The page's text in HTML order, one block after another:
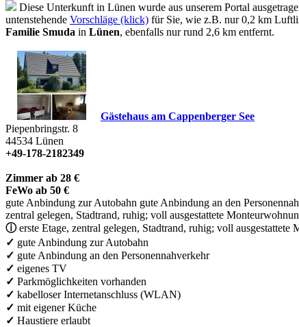
Diese Unterkunft in Lünen wurde aus unserem Portal
untenstehende Vorschläge (klick) für Sie, wie z.B. nur 0,2 km
Familie Smuda in Lünen, ebenfalls nur rund 2,6 km entfernt.
Gästehaus am Cappenberger See
Piepenbringstr. 8
44534 Lünen
+49-178-2182349
Zimmer ab 28 €
FeWo ab 50 €
gute Anbindung zur Autobahn gute Anbindung an den
zentral gelegen, Stadtrand, ruhig; voll ausgestattete
ⓘerste Etage, zentral gelegen, Stadtrand, ruhig; voll ausgestattete
✓ gute Anbindung zur Autobahn
✓ gute Anbindung an den Personennahverkehr
✓ eigenes TV
✓ Parkmöglichkeiten vorhanden
✓ kabelloser Internetanschluss (WLAN)
✓ mit eigener Küche
✓ Haustiere erlaubt